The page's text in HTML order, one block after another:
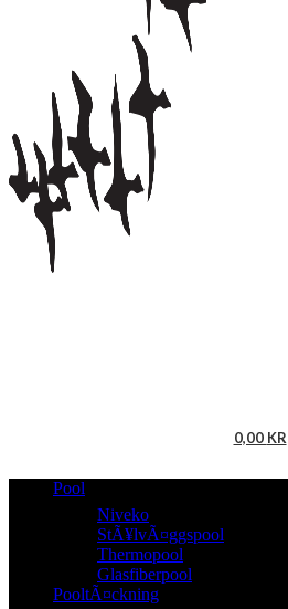
0,00 KR
Pool
Niveko
StÃ¥lvÃ¤ggspool
Thermopool
Glasfiberpool
PooltÃ¤ckning